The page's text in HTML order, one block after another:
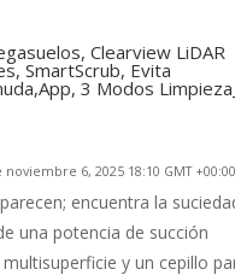
Clearview LiDAR
SmartScrub, Evita
3 Modos
6, 2025 18:10 GMT
encuentra la
una potencia de succión
y un cepillo